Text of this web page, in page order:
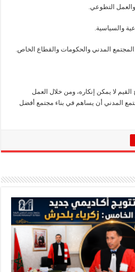
التطوعي.
والسياسية.
المدني والحكومات والقطاع الخاص.
لا يمكن إنكاره، ومن خلال العمل
المدني أن يساهم في بناء مجتمع أفضل